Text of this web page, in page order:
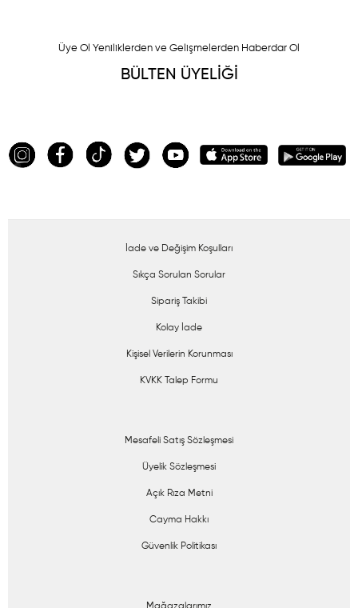
Üye Ol Yeniliklerden ve Gelişmelerden Haberdar Ol
BÜLTEN ÜYELİĞİ
İade ve Değişim Koşulları
Sıkça Sorulan Sorular
Sipariş Takibi
Kolay İade
Kişisel Verilerin Korunması
KVKK Talep Formu
Mesafeli Satış Sözleşmesi
Üyelik Sözleşmesi
Açık Rıza Metni
Cayma Hakkı
Güvenlik Politikası